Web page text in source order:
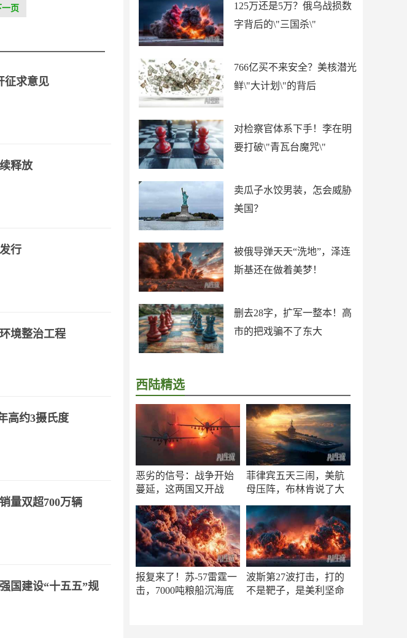
一页
125万还是5万？俄乌战损数
字背后的\"三国杀\"
766亿买不来安全？美核潜光
鲜\"大计划\"的背后
对检察官体系下手！李在明
要打破\"青瓦台魔咒\"
卖瓜子水饺男装，怎会威胁
美国？
被俄导弹天天“洗地”，泽连
斯基还在做着美梦！
删去28字，扩军一整本！高
市的把戏骗不了东大
西陆精选
恶劣的信号：战争开始
蔓延，这两国又开战
菲律宾五天三闹，美航
母压阵，布林肯说了大
报复来了！苏-57雷霆一
击，7000吨粮船沉海底
波斯第27波打击，打的
不是靶子，是美利坚命
征求意见
释放
行
境整治工程
高约3摄氏度
量双超700万辆
国建设“十五五”规